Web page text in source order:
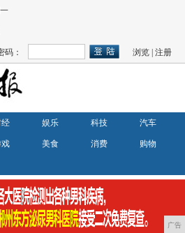
码： 浏览 |注册
经 娱乐 科技 汽车
美食 消费 购物
广告